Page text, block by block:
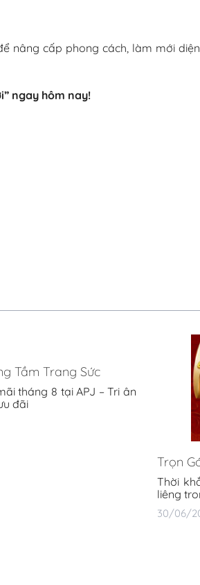
nâng cấp phong cách, làm mới
ngay hôm nay!
Tầm Trang Sức
tháng 8 tại APJ – Tri ân
đãi
Trọn
Thời
liêng
30/06/